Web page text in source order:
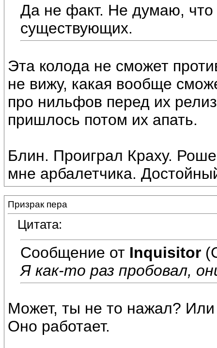
Да не факт. Не думаю,
существующих.
Эта колода не сможет
не вижу, какая вообще
про нильфов перед их
пришлось потом их апать.
Блин. Проиграл Краху.
мне арбалетчика.
Призрак пера
Цитата:
Сообщение от Inquisitor
Я как-то раз пробовал,
Может, ты не то нажал? Или
Оно работает.